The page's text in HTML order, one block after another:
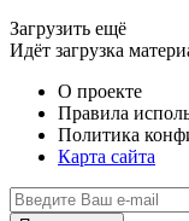
Загрузить ещё
Идёт загрузка
О проекте
Правила
Политика
Карта сайта